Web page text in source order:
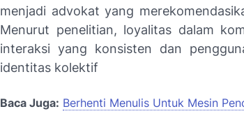
menjadi advokat yang
Menurut penelitian, loyalitas dalam
interaksi yang konsisten dan
identitas kolektif
Baca Juga: Berhenti Menulis Untuk Mesin